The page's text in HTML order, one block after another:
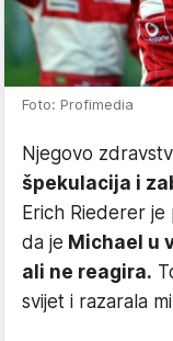
Foto: Profimedia
Njegovo
špekulacija i
Erich Riederer
da je Michael u
ali ne reagira.
svijet i razarala